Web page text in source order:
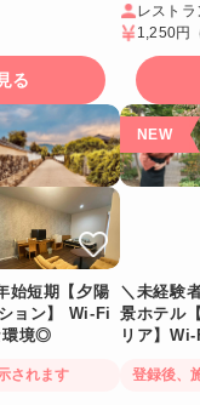
る
レスト
1,250円
始短期【夕陽
ョン】 Wi-Fi
環境◎
されます
＼未経験
景ホテル
リア】
登録後、